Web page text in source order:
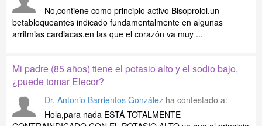
No,contiene como principio activo Bisoprolol,un
betabloqueantes indicado fundamentalmente en algunas
arritmias cardiacas,en las que el corazón va muy ...
Mi padre (85 años) tiene el potasio alto y el sodio bajo,
¿puede tomar Elecor?
Dr. Antonio Barrientos González ha contestado a:
Hola,para nada ESTÁ TOTALMENTE